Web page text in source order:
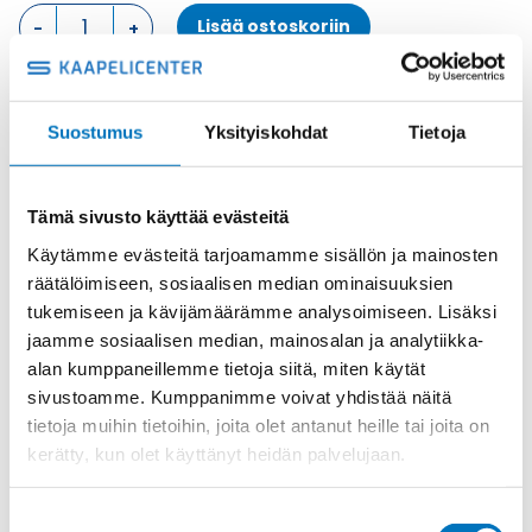
Suostumus Yksityiskohdat Tietoja
Tämä sivusto käyttää evästeitä
Käytämme evästeitä tarjoamamme sisällön ja mainosten
räätälöimiseen, sosiaalisen median ominaisuuksien
tukemiseen ja kävijämäärämme analysoimiseen. Lisäksi
jaamme sosiaalisen median, mainosalan ja analytiikka-
alan kumppaneillemme tietoja siitä, miten käytät
sivustoamme. Kumppanimme voivat yhdistää näitä
tietoja muihin tietoihin, joita olet antanut heille tai joita on
kerätty, kun olet käyttänyt heidän palvelujaan.
PINTA
ASENNUSKOTELO,
2
ALAOSA
määrä
Lisää ostoskoriin
Metalli
Osasto ILME -moninapaliittimet,Kotelon alaosa,Kotelot
Toimitusaika: 1-7 päivää
Toimituskulut 35kg:n asti 25€.
Yli 35kg:n toimituskulut toteutuneiden kulujen mukaan.
Valmistaja
ILME S.p.A
Koko
size "57.27"
Myyntierä
Materiaali